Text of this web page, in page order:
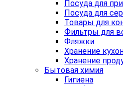
Посуда для
Посуда для
Товары для
Фильтры для
Фляжки
Хранение
Хранение
Бытовая химия
Гигиена